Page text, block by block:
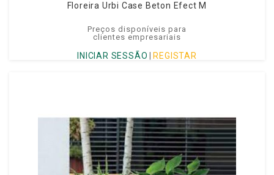
Floreira Urbi Case Beton Efect M
Preços disponíveis para
clientes empresariais
INICIAR SESSÃO REGISTAR